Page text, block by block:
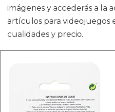
imágenes y accederás a la
artículos para videojuegos
cualidades y precio.